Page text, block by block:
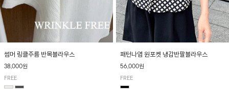
썸머 링클주름 반목블라우스
38,000원
FREE
패턴나염 원포켓 냉감반팔블라우스
56,000원
FREE